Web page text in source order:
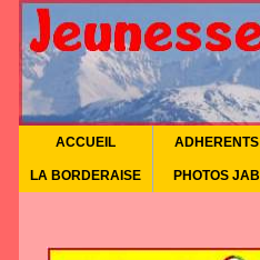
ACCUEIL ADHERENTS
LA BORDERAISE PHOTOS JAB